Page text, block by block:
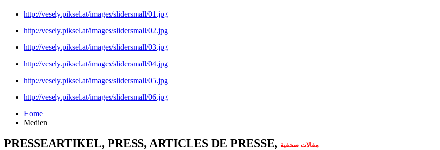
http://vesely.piksel.at/images/slidersmall/01.jpg
http://vesely.piksel.at/images/slidersmall/02.jpg
http://vesely.piksel.at/images/slidersmall/03.jpg
http://vesely.piksel.at/images/slidersmall/04.jpg
http://vesely.piksel.at/images/slidersmall/05.jpg
http://vesely.piksel.at/images/slidersmall/06.jpg
Home
Medien
PRESSEARTIKEL, PRESS, ARTICLES DE PRESSE, مقالات صحفية